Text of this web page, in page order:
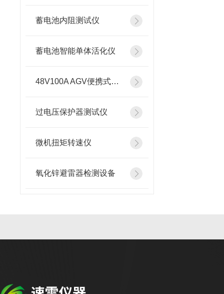
蓄电池内阻测试仪
蓄电池智能单体活化仪
48V100A AGV便携式智能充电机
过电压保护器测试仪
微机扭矩转速仪
氧化锌避雷器检测设备